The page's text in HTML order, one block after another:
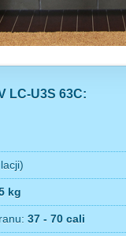
LC-U3S 63C:
kg
37 - 70 cali